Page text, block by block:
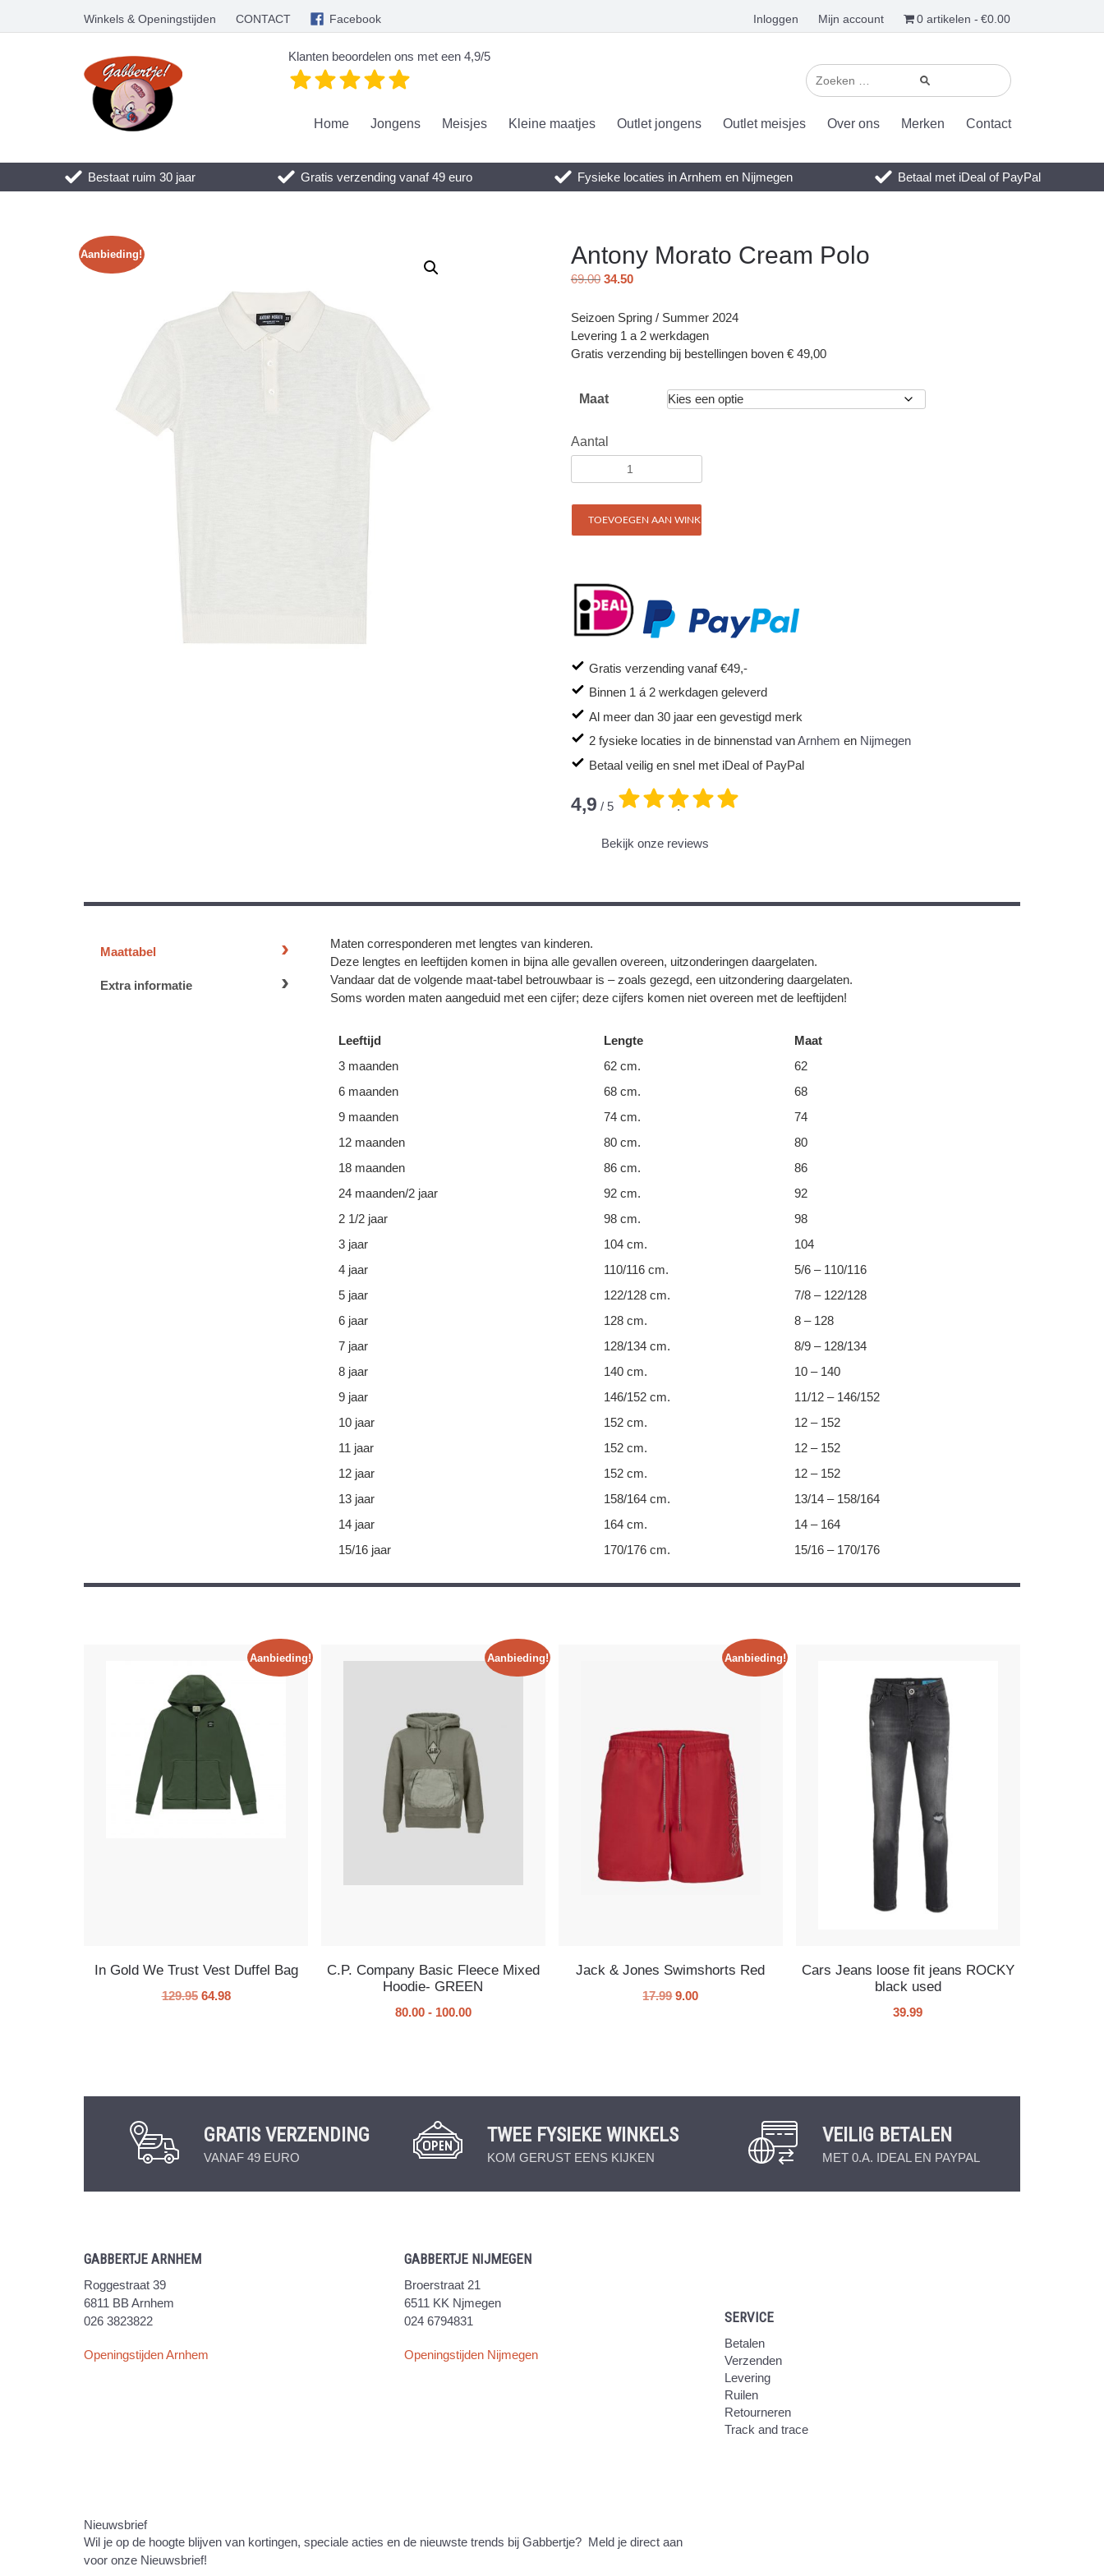
Winkels & Openingstijden CONTACT Facebook Inloggen Mijn account 0 artikelen €0.00
Klanten beoordelen ons met een 4,9/5
Home Jongens Meisjes Kleine maatjes Outlet jongens Outlet meisjes Over ons Merken Contact
Bestaat ruim 30 jaar Gratis verzending vanaf 49 euro Fysieke locaties in Arnhem en Nijmegen Betaal met iDeal of PayPal
Aanbieding! Antony Morato Cream Polo
69.00 34.50
Seizoen Spring / Summer 2024
Levering 1 a 2 werkdagen
Gratis verzending bij bestellingen boven € 49,00
Maat
Aantal
TOEVOEGEN AAN WINKELWAGEN
Gratis verzending vanaf €49,-
Binnen 1 á 2 werkdagen geleverd
Al meer dan 30 jaar een gevestigd merk
2 fysieke locaties in de binnenstad vanArnhem en Nijmegen
Betaal veilig en snel met iDeal of PayPal
4,9 / 5 .
Bekijk onze reviews
Maattabel
Extra informatie
Maten corresponderen met lengtes van kinderen.
Deze lengtes en leeftijden komen in bijna alle gevallen overeen, uitzonderingen daargelaten.
Vandaar dat de volgende maat-tabel betrouwbaar is – zoals gezegd, een uitzondering daargelaten.
Soms worden maten aangeduid met een cijfer; deze cijfers komen niet overeen met de leeftijden!
Leeftijd Lengte
Maat
3 maanden
62 cm.
62
6 maanden
68 cm.
68
9 maanden
74 cm.
74
12 maanden
80 cm.
80
18 maanden
86 cm.
86
24 maanden/2 jaar
92 cm.
92
2 1/2 jaar
98 cm.
98
3 jaar
104 cm.
104
4 jaar
110/116 cm.
5/6 – 110/116
5 jaar
122/128 cm.
7/8 – 122/128
6 jaar
128 cm.
8 – 128
7 jaar
128/134 cm.
8/9 – 128/134
8 jaar
140 cm.
10 – 140
9 jaar
146/152 cm.
11/12 – 146/152
10 jaar
152 cm.
12 – 152
11 jaar
152 cm.
12 – 152
12 jaar
152 cm.
12 – 152
13 jaar
158/164 cm.
13/14 – 158/164
14 jaar
164 cm.
14 – 164
15/16 jaar
170/176 cm. 15/16 – 170/176
Aanbieding!
In Gold We Trust Vest Duffel Bag
129.95 64.98
Aanbieding!
C.P. Company Basic Fleece Mixed
Hoodie- GREEN
80.00 - 100.00
Aanbieding!
Jack & Jones Swimshorts Red
17.99 9.00
Cars Jeans loose fit jeans ROCKY
black used
39.99
GRATIS VERZENDING
VANAF 49 EURO
TWEE FYSIEKE WINKELS
KOM GERUST EENS KIJKEN
VEILIG BETALEN
MET 0.A. IDEAL EN PAYPAL
GABBERTJE ARNHEM
Roggestraat 39
6811 BB Arnhem
026 3823822
Openingstijden Arnhem
GABBERTJE NIJMEGEN
Broerstraat 21
6511 KK Njmegen
024 6794831
Openingstijden Nijmegen
SERVICE
Betalen
Verzenden
Levering
Ruilen
Retourneren
Track and trace
Nieuwsbrief
Wil je op de hoogte blijven van kortingen, speciale acties en de nieuwste trends bij Gabbertje? Meld je direct aan
voor onze Nieuwsbrief!